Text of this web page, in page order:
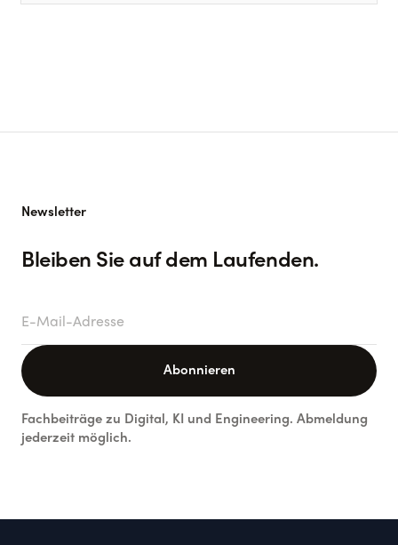
Newsletter
Bleiben Sie auf dem Laufenden.
E-Mail-Adresse
Abonnieren
Fachbeiträge zu Digital, KI und Engineering. Abmeldung
jederzeit möglich.